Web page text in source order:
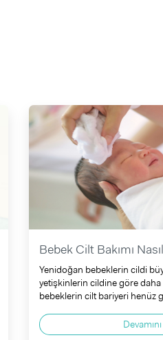
Bebek Cilt Bakımı Nasıl
Yenidoğan bebeklerin cildi
yetişkinlerin cildine göre daha
bebeklerin cilt bariyeri henüz